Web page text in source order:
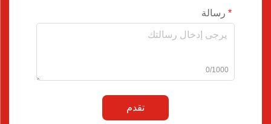
رسالة
0/1000
تقدم